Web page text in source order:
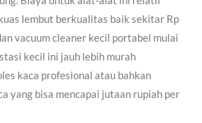
lembut berkualitas baik sekitar Rp
vacuum cleaner kecil portabel mulai
kecil ini jauh lebih murah
kaca profesional atau bahkan
yang bisa mencapai jutaan rupiah per